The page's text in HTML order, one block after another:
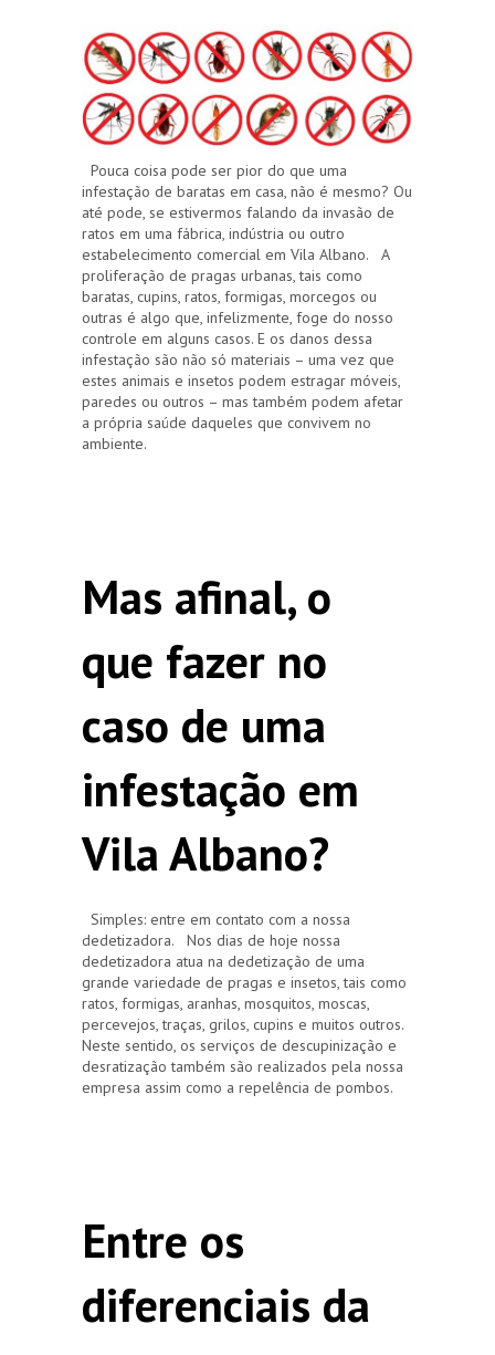
Pouca coisa pode ser pior do que uma
infestação de baratas em casa, não é mesmo? Ou
até pode, se estivermos falando da invasão de
ratos em uma fábrica, indústria ou outro
estabelecimento comercial em Vila Albano. A
proliferação de pragas urbanas, tais como
baratas, cupins, ratos, formigas, morcegos ou
outras é algo que, infelizmente, foge do nosso
controle em alguns casos. E os danos dessa
infestação são não só materiais – uma vez que
estes animais e insetos podem estragar móveis,
paredes ou outros – mas também podem afetar
a própria saúde daqueles que convivem no
ambiente.
Mas afinal, o
que fazer no
caso de uma
infestação em
Vila Albano?
Simples: entre em contato com a nossa
dedetizadora. Nos dias de hoje nossa
dedetizadora atua na dedetização de uma
grande variedade de pragas e insetos, tais como
ratos, formigas, aranhas, mosquitos, moscas,
percevejos, traças, grilos, cupins e muitos outros.
Neste sentido, os serviços de descupinização e
desratização também são realizados pela nossa
empresa assim como a repelência de pombos.
Entre os
diferenciais da